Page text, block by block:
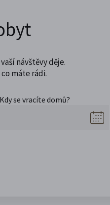
návštěvy děje.
máte rádi.
Kdy se vracíte domů?